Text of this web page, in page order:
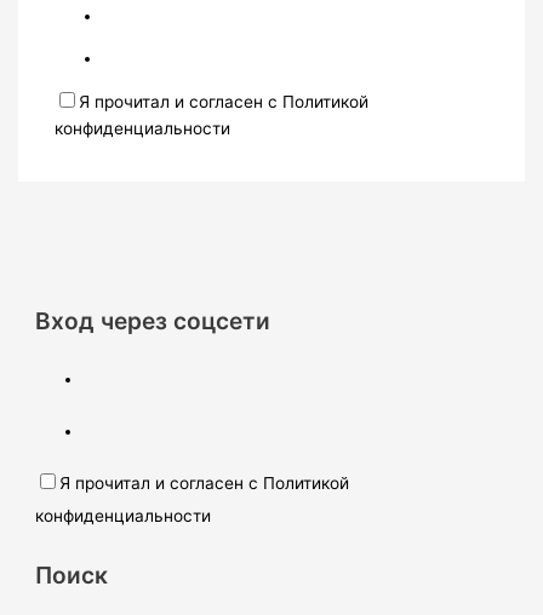
Я прочитал и согласен с Политикой
конфиденциальности
Вход через соцсети
Я прочитал и согласен с Политикой
конфиденциальности
Поиск